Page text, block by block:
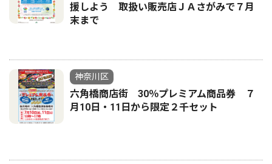
援しよう 取扱い販売店ＪＡさがみで７月
末まで
神奈川区
六角橋商店街 30％プレミアム商品券 ７
月10日・11日から限定２千セット